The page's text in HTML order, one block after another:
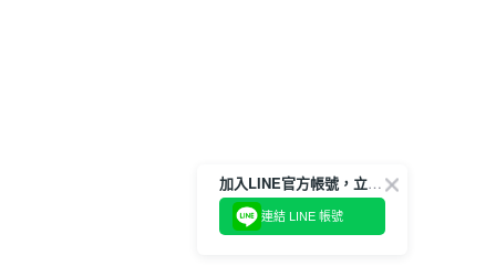
加入LINE官方帳號，立即獲得$100購物金!
連結 LINE 帳號